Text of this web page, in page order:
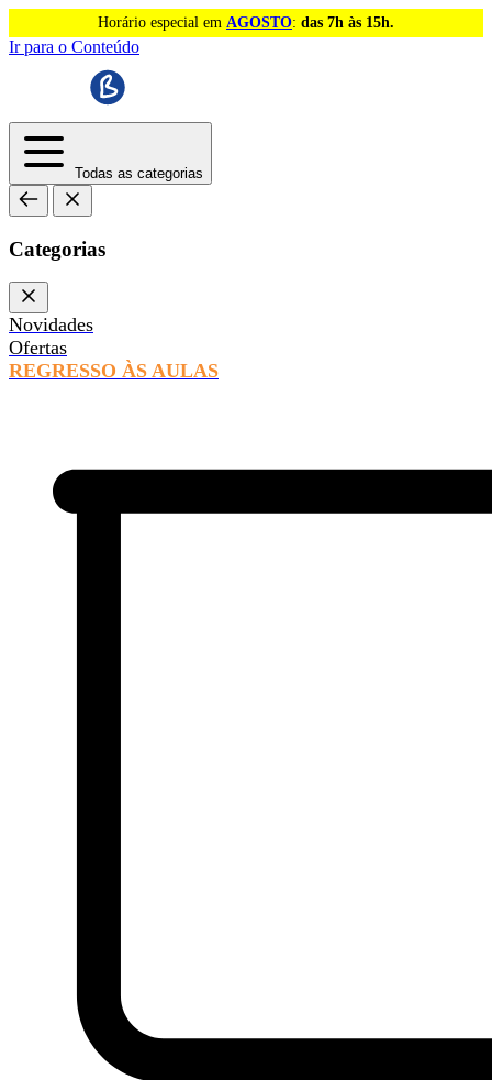
Horário especial em AGOSTO: das 7h às 15h.
Ir para o Conteúdo
Todas as categorias
Categorias
Novidades
Ofertas
REGRESSO ÀS AULAS